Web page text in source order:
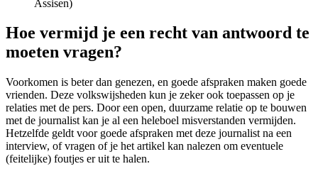
Assisen)
Hoe vermijd je een recht van antwoord te
moeten vragen?
Voorkomen is beter dan genezen, en goede afspraken maken goede
vrienden. Deze volkswijsheden kun je zeker ook toepassen op je
relaties met de pers. Door een open, duurzame relatie op te bouwen
met de journalist kan je al een heleboel misverstanden vermijden.
Hetzelfde geldt voor goede afspraken met deze journalist na een
interview, of vragen of je het artikel kan nalezen om eventuele
(feitelijke) foutjes er uit te halen.